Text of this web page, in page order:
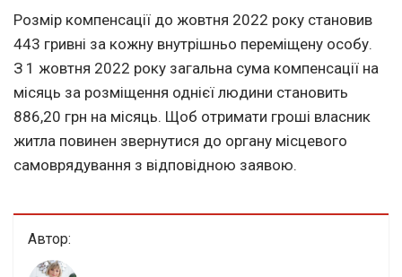
Розмір компенсації до жовтня 2022 року становив
443 гривні за кожну внутрішньо переміщену особу.
З 1 жовтня 2022 року загальна сума компенсації на
місяць за розміщення однієї людини становить
886,20 грн на місяць. Щоб отримати гроші власник
житла повинен звернутися до органу місцевого
самоврядування з відповідною заявою.
Автор: